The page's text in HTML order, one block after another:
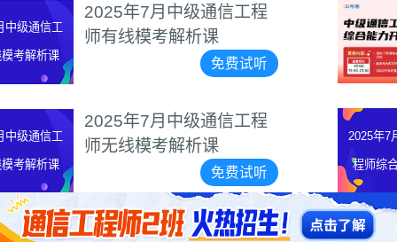
2026年中级通信工程
合能力网络班开学典礼
免费试
2025年7月初级通信工
析课
2025年7月初级通信工
师综合能力模考解析课
免费试